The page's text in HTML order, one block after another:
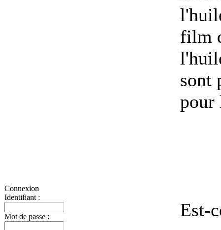
Connexion
Identifiant :
Mot de passe :
film
sont
pour
Est-